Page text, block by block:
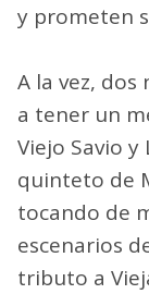
y prometen
A la vez,
a tener un
Viejo Savio
quinteto de
tocando de
escenarios
tributo a